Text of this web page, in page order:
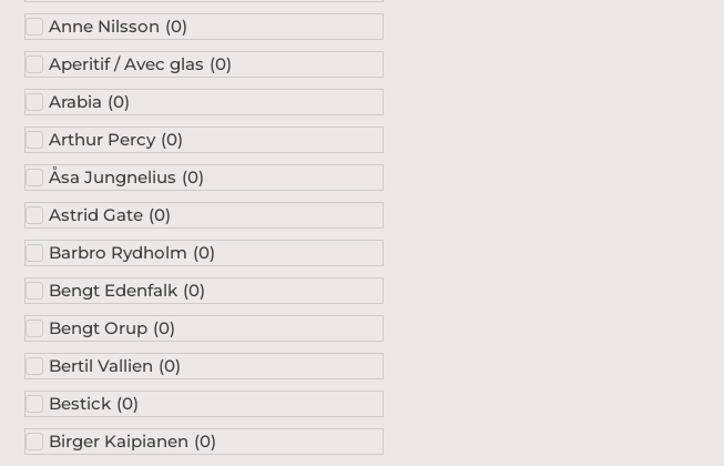
Anne Nilsson (0)
Aperitif / Avec glas (0)
Arabia (0)
Arthur Percy (0)
Åsa Jungnelius (0)
Astrid Gate (0)
Barbro Rydholm (0)
Bengt Edenfalk (0)
Bengt Orup (0)
Bertil Vallien (0)
Bestick (0)
Birger Kaipianen (0)